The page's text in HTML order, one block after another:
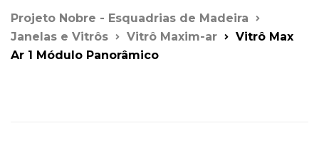
Projeto Nobre - Esquadrias de Madeira
Janelas e Vitrôs
Vitrô Maxim-ar
Vitrô Max
Ar 1 Módulo Panorâmico